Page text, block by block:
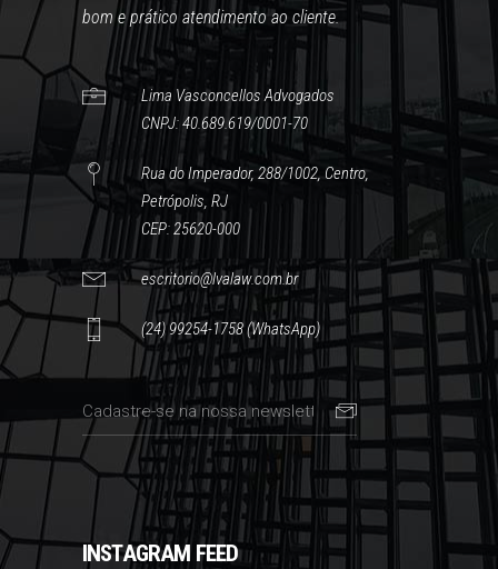
bom e prático atendimento ao cliente.
Lima Vasconcellos Advogados
CNPJ: 40.689.619/0001-70
Rua do Imperador, 288/1002, Centro,
Petrópolis, RJ
CEP: 25620-000
escritorio@lvalaw.com.br
(24) 99254-1758 (WhatsApp)
INSTAGRAM FEED